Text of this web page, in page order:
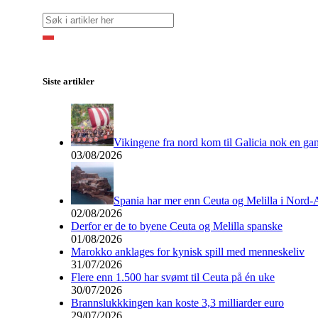
Siste artikler
Vikingene fra nord kom til Galicia nok en
03/08/2026
Spania har mer enn Ceuta og Melilla i Nord-
02/08/2026
Derfor er de to byene Ceuta og Melilla spanske
01/08/2026
Marokko anklages for kynisk spill med menneskeliv
31/07/2026
Flere enn 1.500 har svømt til Ceuta på én uke
30/07/2026
Brannslukkkingen kan koste 3,3 milliarder euro
29/07/2026